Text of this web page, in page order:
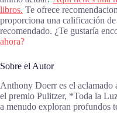
libros. Te ofrece
proporciona una calificación
recomendado. ¿Te gustaría
ahora?
Sobre el Autor
Anthony Doerr es el aclamado
el premio Pulitzer, *Toda la
a menudo exploran profundos